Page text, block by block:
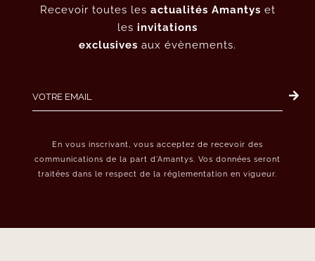
Recevoir toutes les actualités Amantys et
les invitations
exclusives aux évènements.
En vous inscrivant, vous acceptez de recevoir des
communications de la part d’Amantys. Vos données seront
traitées dans le respect de la réglementation en vigueur.